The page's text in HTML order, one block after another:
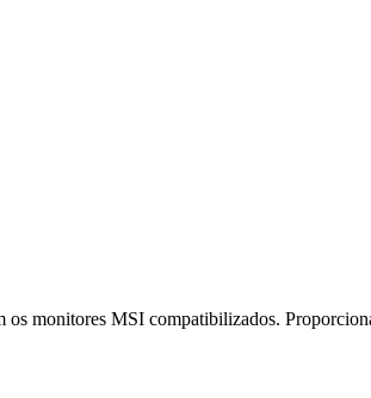
monitores MSI compatibilizados.